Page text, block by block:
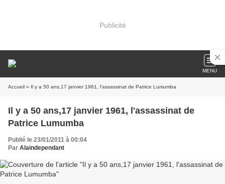
Publicité
MENU
Accueil » Il y a 50 ans,17 janvier 1961, l'assassinat de Patrice Lumumba
Il y a 50 ans,17 janvier 1961, l'assassinat de
Patrice Lumumba
Publié le 23/01/2011 à 00:04
Par Alaindependant